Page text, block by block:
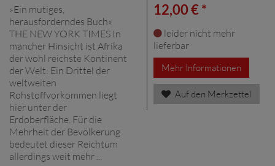
»Ein mutiges,
herausforderndes Buch«
THE NEW YORK TIMES In
mancher Hinsicht ist Afrika
der wohl reichste Kontinent
der Welt: Ein Drittel der
weltweiten
Rohstoffvorkommen liegt
hier unter der
Erdoberfläche. Für die
Mehrheit der Bevölkerung
bedeutet dieser Reichtum
allerdings weit mehr ...
12,00 € *
leider nicht mehr
lieferbar
Mehr Informationen
Auf den Merkzettel